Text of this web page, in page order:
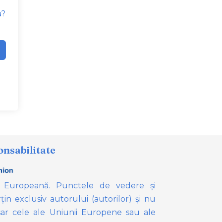
Punctele de vedere și
exclusiv autorului (autorilor) și nu
cele ale Uniunii Europene sau ale